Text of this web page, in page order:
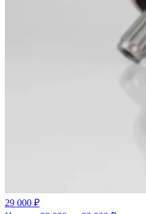
29 000 ₽